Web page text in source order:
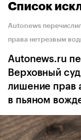
Список
Autonews
права нетрезвым
Autonews.ru
Верховный
лишение прав
в пьяном